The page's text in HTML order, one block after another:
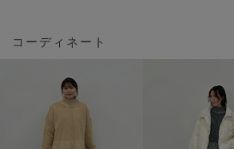
コーディネート